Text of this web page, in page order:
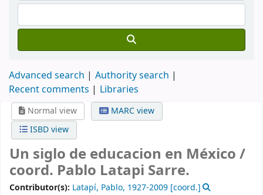
Advanced search
Authority search
Recent comments
Libraries
Normal view
MARC view
ISBD view
Un siglo de educacion en México /
coord. Pablo Latapi Sarre.
Contributor(s): Latapí, Pablo, 1927-2009 [coord.]